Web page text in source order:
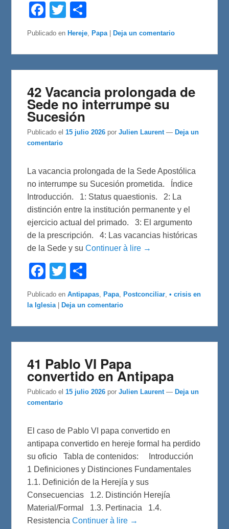
F
e
b
o
T
t
t
r
p
a
t
r
Publicado en Hereje Papa Deja un comentario
42 Vacancia prolongada de
Sede no interrumpe su
Sucesión
Publicado el 15 julio 2026 porJulien Laurent — Deja un
comentario
La vacancia prolongada de la Sede Apostólica
no interrumpe su Sucesión prometida. Índice
Introducción. 1: Status quaestionis. 2: La
distinción entre la institución permanente y el
ejercicio actual del primado. 3: El argumento
de la prescripción. 4: Las vacancias históricas
de la Sede y suContinuer à lire →
F
e
b
o
k
T
t
e
p
a
r
i
Publicado en Antipapas Papa Postconciliar ,• crisis en
la Iglesia
Deja un comentario
41 Pablo VI Papa
convertido en Antipapa
Publicado el 15 julio 2026 porJulien Laurent —Deja un
comentario
El caso de Pablo VI papa convertido en
antipapa convertido en hereje formal ha perdido
su oficio Tabla de contenidos: Introducción
1 Definiciones y Distinciones Fundamentales
1.1. Definición de la Herejía y sus
Consecuencias 1.2. Distinción Herejía
Material/Formal 1.3. Pertinacia 1.4.
ResistenciaContinuer à lire →